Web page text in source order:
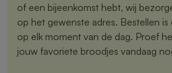
of een bijeenkomst hebt, wij
op het gewenste adres. Bestellen
op elk moment van de dag. Proef
jouw favoriete broodjes vandaag